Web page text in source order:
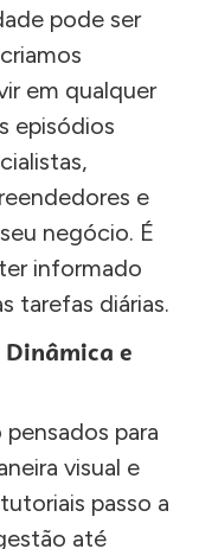
pode ser
em qualquer
episódios
e
negócio. É
informado
tarefas diárias.
e
para
visual e
passo a
até